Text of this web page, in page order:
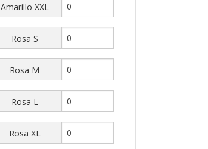
Amarillo XXL
Rosa S
Rosa M
Rosa L
Rosa XL